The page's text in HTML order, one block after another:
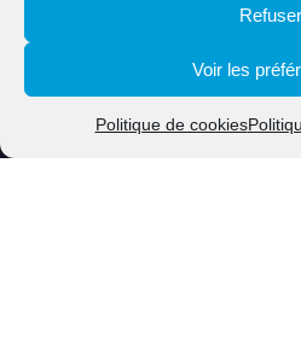
Refuser
Voir les
Politique de cookies
Notices